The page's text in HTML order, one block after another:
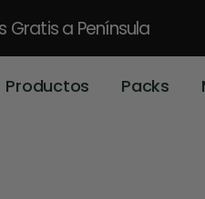
Gratisa Península
Productos Packs